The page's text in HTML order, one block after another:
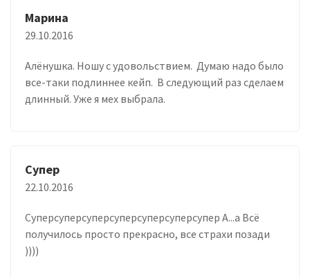
Марина
29.10.2016
Алёнушка. Ношу с удовольствием. Думаю надо было
все-таки подлиннее кейп. В следующий раз сделаем
длинный. Уже я мех выбрала.
Супер
22.10.2016
Суперсуперсуперсуперсуперсуперсупер А...а Всё
получилось просто прекрасно, все страхи позади
))))